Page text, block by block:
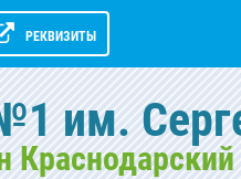
РЕКВИЗИТЫ
им.